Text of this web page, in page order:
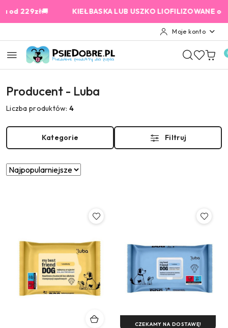
Przejdź do treści głównej
Przejdź do wyszukiwarki
Przejdź do moje konto
Przejdź do menu głównego
Przejdź do stopki
🚚 KIEŁBASKA LUB USZKO LIOFILIZOWANE od 159
Moje konto
Producent - Luba
Liczba produktów:4
Kategorie Filtruj
Zastosowano
Sortuj
CZEKAMY NA DOSTAWĘ!